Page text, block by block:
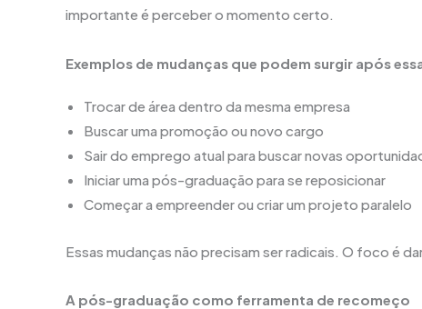
importante é perceber o momento certo.
Exemplos de mudanças que podem surgir após
Trocar de área dentro da mesma empresa
Buscar uma promoção ou novo cargo
Sair do emprego atual para buscar novas
Iniciar uma pós-graduação para se reposicionar
Começar a empreender ou criar um projeto paralelo
Essas mudanças não precisam ser radicais. O foco é
A pós-graduação como ferramenta de recomeço